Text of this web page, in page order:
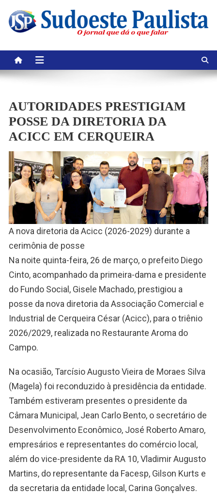
content
AUTORIDADES PRESTIGIAM
POSSE DA DIRETORIA DA
ACICC EM CERQUEIRA
A nova diretoria da Acicc (2026-2029) durante a
cerimônia de posse
Na noite quinta-feira, 26 de março, o prefeito Diego
Cinto, acompanhado da primeira-dama e presidente
do Fundo Social, Gisele Machado, prestigiou a
posse da nova diretoria da Associação Comercial e
Industrial de Cerqueira César (Acicc), para o triênio
2026/2029, realizada no Restaurante Aroma do
Campo.
Na ocasião, Tarcísio Augusto Vieira de Moraes Silva
(Magela) foi reconduzido à presidência da entidade.
Também estiveram presentes o presidente da
Câmara Municipal, Jean Carlo Bento, o secretário de
Desenvolvimento Econômico, José Roberto Amaro,
empresários e representantes do comércio local,
além do vice-presidente da RA 10, Vladimir Augusto
Martins, do representante da Facesp, Gilson Kurts e
da secretaria da entidade local, Carina Gonçalves.